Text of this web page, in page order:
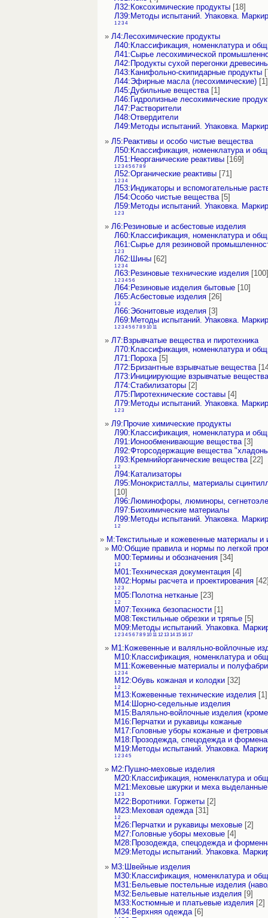
Л32:Коксохимические продукты [18]
Л39:Методы испытаний. Упаковка.
1 2 3 4
» Л4:Лесохимические продукты
Л40:Классификация, номенклатура и
Л41:Сырье лесохимической
Л42:Продукты сухой перегонки
Л43:Канифольно-скипидарные продукты
Л44:Эфирные масла (лесохимические) [1]
Л45:Дубильные вещества[1]
Л46:Гидролизные лесохимические
Л47:Растворители
Л48:Отвердители
Л49:Методы испытаний. Упаковка.
» Л5:Реактивы и особо чистые вещества
Л50:Классификация, номенклатура и
Л51:Неорганические реактивы [169]
1 2 3 4 5 6 7 8 9
Л52:Органические реактивы [71]
1 2 3 4
Л53:Индикаторы и вспомогательные
Л54:Особо чистые вещества[5]
Л59:Методы испытаний. Упаковка.
1 2 3
» Л6:Резиновые и асбестовые изделия
Л60:Классификация, номенклатура и
Л61:Сырье для резиновой
1 2 3
Л62:Шины [62]
1 2 3 4
Л63:Резиновые технические изделия [100]
1 2 3 4 5 6
Л64:Резиновые изделия бытовые [10]
Л65:Асбестовые изделия [26]
1 2
Л66:Эбонитовые изделия [3]
Л69:Методы испытаний. Упаковка.
1 2 3 4 5 6 7 8 9 10 11
» Л7:Взрывчатые вещества и пиротехника
Л70:Классификация, номенклатура и
Л71:Пороха[5]
Л72:Бризантные взрывчатые вещества
Л73:Инициирующие взрывчатые
Л74:Стабилизаторы [2]
Л75:Пиротехнические составы [4]
Л79:Методы испытаний. Упаковка.
1 2 3
» Л9:Прочие химические продукты
Л90:Классификация, номенклатура и
Л91:Ионообменивающие вещества[3]
Л92:Фторсодержащие вещества
Л93:Кремнийорганические вещества[22]
1 2
Л94:Катализаторы
Л95:Монокристаллы, материалы
[10]
Л96:Люминофоры, люминоры,
Л97:Биохимические материалы
Л99:Методы испытаний. Упаковка.
1 2
» М:Текстильные и кожевенные материалы и
» М0:Общие правила и нормы по легкой
М00:Термины и обозначения [34]
1 2
М01:Техническая документация [4]
М02:Нормы расчета и проектирования
1 2 3
М05:Полотна нетканые [23]
1 2
М07:Техника безопасности [1]
М08:Текстильные обрезки и тряпье [5]
М09:Методы испытаний. Упаковка.
1 2 3 4 5 6 7 8 9 10 11 12 13 14 15 16 17
» М1:Кожевенные и валяльно-войлочные
М10:Классификация, номенклатура и
М11:Кожевенные материалы и
1 2 3 4
М12:Обувь кожаная и колодки [32]
1 2
М13:Кожевенные технические изделия [1]
М14:Шорно-седельные изделия
М15:Валяльно-войлочные изделия
М16:Перчатки и рукавицы кожаные
М17:Головные уборы кожаные и
М18:Прозодежда, спецодежда и
М19:Методы испытаний. Упаковка.
1 2 3 4 5
» М2:Пушно-меховые изделия
М20:Классификация, номенклатура и
М21:Меховые шкурки и меха выделанные
1 2 3
М22:Воротники. Горжеты [2]
М23:Меховая одежда[31]
1 2
М26:Перчатки и рукавицы меховые [2]
М27:Головные уборы меховые [4]
М28:Прозодежда, спецодежда и
М29:Методы испытаний. Упаковка.
» М3:Швейные изделия
М30:Классификация, номенклатура и
М31:Бельевые постельные изделия
М32:Бельевые нательные изделия [9]
М33:Костюмные и платьевые изделия [2]
М34:Верхняя одежда[6]